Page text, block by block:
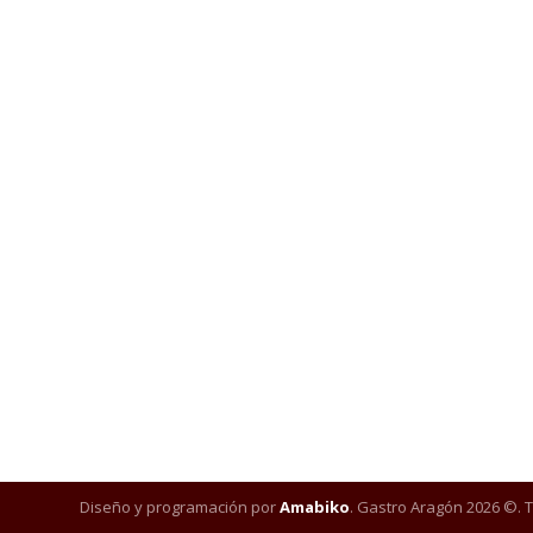
Diseño y programación porAmabiko. Gastro Aragón 2026 ©.